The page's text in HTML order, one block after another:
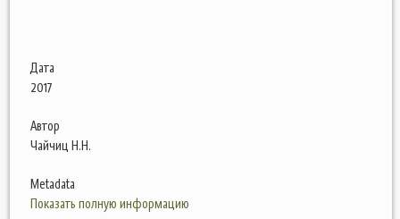
Дата
2017
Автор
Чайчиц Н.Н.
Metadata
Показать полную информацию